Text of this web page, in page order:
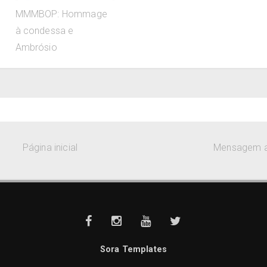
MMMBOP: Hommage
à condessa e
Ambrósio
Página inicial Mensagem
Sora Templates